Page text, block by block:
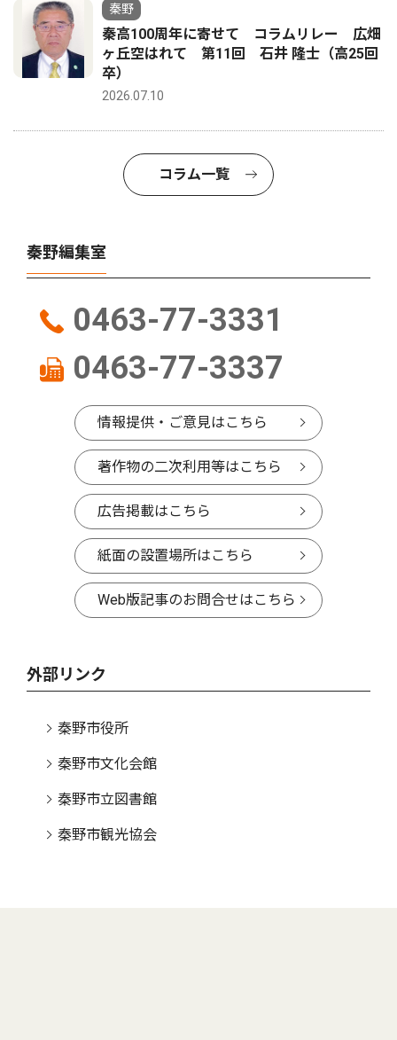
秦野
秦高100周年に寄せて コラムリレー 広畑
ヶ丘空はれて 第11回 石井 隆士（高25回
卒）
2026.07.10
コラム一覧
秦野編集室
0463-77-3331
0463-77-3337
情報提供・ご意見はこちら
著作物の二次利用等はこちら
広告掲載はこちら
紙面の設置場所はこちら
Web版記事のお問合せはこちら
外部リンク
秦野市役所
秦野市文化会館
秦野市立図書館
秦野市観光協会